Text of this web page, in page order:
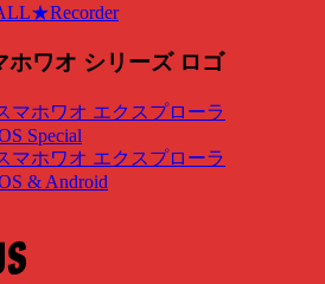
マホワオ エクスプローラ
Special
マホワオ エクスプローラ
& Android